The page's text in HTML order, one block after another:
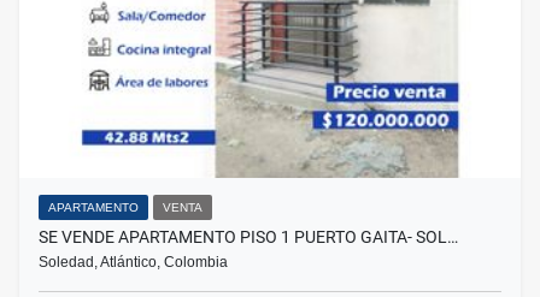
APARTAMENTO VENTA
SE VENDE APARTAMENTO PISO 1 PUERTO GAITA- SOL…
Soledad, Atlántico, Colombia